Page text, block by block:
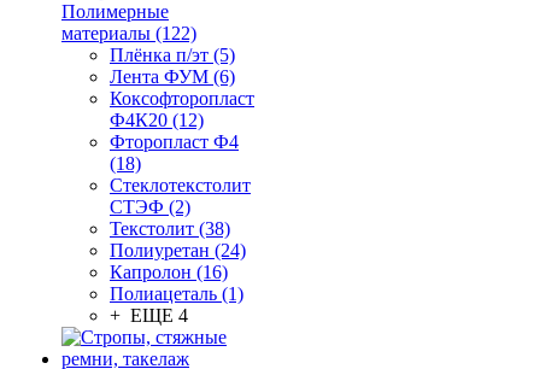
Полимерные
материалы (122)
Плёнка п/эт (5)
Лента ФУМ (6)
Коксофторопласт
Ф4К20 (12)
Фторопласт Ф4
(18)
Стеклотекстолит
СТЭФ (2)
Текстолит (38)
Полиуретан (24)
Капролон (16)
Полиацеталь (1)
+ ЕЩЕ 4